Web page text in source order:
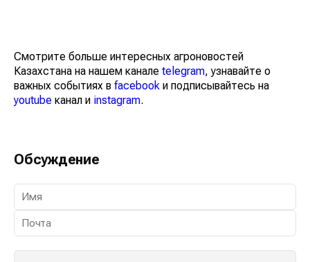
Смотрите больше интересных агроновостей
Казахстана на нашем канале telegram, узнавайте о
важных событиях в facebook и подписывайтесь на
youtube канал и instagram.
Обсуждение